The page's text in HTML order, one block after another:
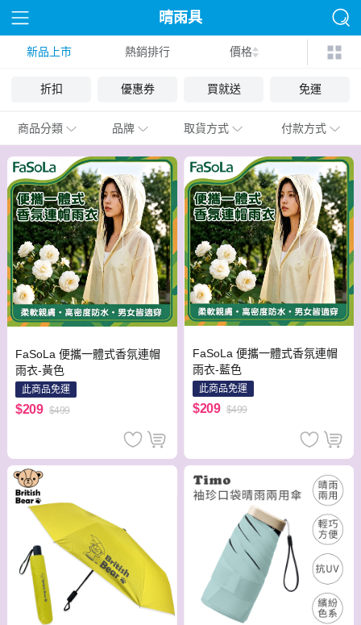
晴雨具
新品上市 熱銷排行 價格
折扣 優惠券 買就送 免運
商品分類 品牌 取貨方式 付款方式
FaSoLa 便攜一體式香氛連帽
雨衣-黃色
此商品免運
$209 $499
FaSoLa 便攜一體式香氛連帽
雨衣-藍色
此商品免運
$209 $499